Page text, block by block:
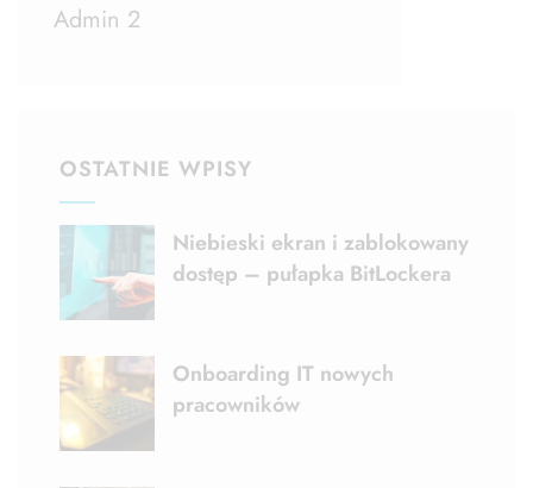
Admin 2
OSTATNIE WPISY
Niebieski ekran i zablokowany
dostęp – pułapka BitLockera
Onboarding IT nowych
pracowników